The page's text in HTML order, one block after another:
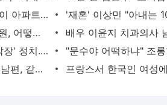
"친구가 마약 했다"... 중학생 2명이 아파트 놀이터서 '액상 대마 투약' | 한국일보
경비실서 성관계 중 사망한 경비원, 어떻게 산재 인정받았나 | 한국일보
대선 후보 갈아 치운 국민의힘 '막장' 정치... "쿠데타 책임 물어야" | 한국일보
한혜진 "4년 전 심장마비로 떠난 남편, 같이 삶 놓고 싶었다"... 심경 고백 | 한국일보